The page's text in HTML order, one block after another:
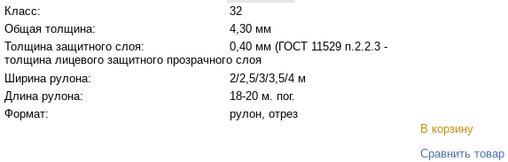
Класс:
32
Общая толщина:
4,30 мм
Толщина защитного слоя:
0,40 мм (ГОСТ 11529 п.2.2.3 -
толщина лицевого защитного прозрачного слоя
Ширина рулона:
2/2,5/3/3,5/4 м
Длина рулона:
18-20 м. пог.
Формат:
рулон, отрез
В корзину
Сравнить товар